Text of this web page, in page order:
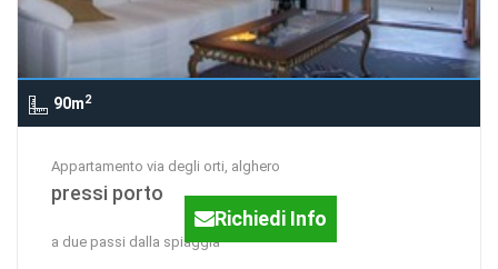
90m2
Appartamento via degli orti, alghero
pressi porto
a due passi dalla spiaggia
Richiedi Info